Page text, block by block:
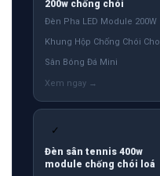
200w chống chói
Đèn Pha LED Module 200W
Khung Hộp Chống Chói Cho
Sân Bóng Đá Mini
✓
Đèn sân tennis 400w
module chống chói loá